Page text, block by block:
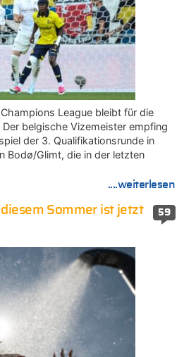
League bleibt für die
belgische Vizemeister empfing
der 3. Qualifikationsrunde in
Bodø/Glimt, die in der letzten
....weiterlesen
59
Sommer ist jetzt